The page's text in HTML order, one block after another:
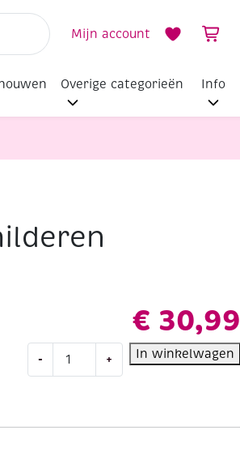
Mijn account
Overige categorieën Info
€ 30,99
-
schilderen
+ In winkelwagen